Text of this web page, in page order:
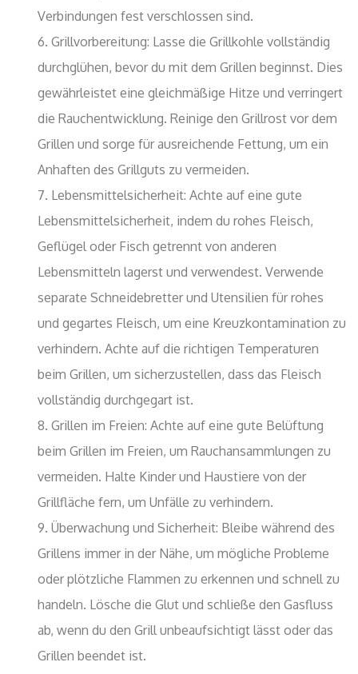
Verbindungen fest verschlossen sind.
Grillvorbereitung: Lasse die Grillkohle vollständig
durchglühen, bevor du mit dem Grillen beginnst. Dies
gewährleistet eine gleichmäßige Hitze und verringert
die Rauchentwicklung. Reinige den Grillrost vor dem
Grillen und sorge für ausreichende Fettung, um ein
Anhaften des Grillguts zu vermeiden.
Lebensmittelsicherheit: Achte auf eine gute
Lebensmittelsicherheit, indem du rohes Fleisch,
Geflügel oder Fisch getrennt von anderen
Lebensmitteln lagerst und verwendest. Verwende
separate Schneidebretter und Utensilien für rohes
und gegartes Fleisch, um eine Kreuzkontamination zu
verhindern. Achte auf die richtigen Temperaturen
beim Grillen, um sicherzustellen, dass das Fleisch
vollständig durchgegart ist.
Grillen im Freien: Achte auf eine gute Belüftung
beim Grillen im Freien, um Rauchansammlungen zu
vermeiden. Halte Kinder und Haustiere von der
Grillfläche fern, um Unfälle zu verhindern.
Überwachung und Sicherheit: Bleibe während des
Grillens immer in der Nähe, um mögliche Probleme
oder plötzliche Flammen zu erkennen und schnell zu
handeln. Lösche die Glut und schließe den Gasfluss
ab, wenn du den Grill unbeaufsichtigt lässt oder das
Grillen beendet ist.